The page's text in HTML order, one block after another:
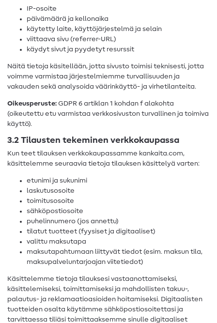
IP-osoite
päivämäärä ja kellonaika
käytetty laite, käyttöjärjestelmä ja selain
viittaava sivu (referrer-URL)
käydyt sivut ja pyydetyt resurssit
Näitä tietoja käsitellään, jotta sivusto toimisi teknisesti, jotta
voimme varmistaa järjestelmiemme turvallisuuden ja
vakauden sekä analysoida väärinkäyttö- ja virhetilanteita.
Oikeusperuste: GDPR 6 artiklan 1 kohdan f alakohta
(oikeutettu etu varmistaa verkkosivuston turvallinen ja toimiva
käyttö).
3.2 Tilausten tekeminen verkkokaupassa
Kun teet tilauksen verkkokaupassamme kankaita.com,
käsittelemme seuraavia tietoja tilauksen käsittelyä varten:
etunimi ja sukunimi
laskutusosoite
toimitusosoite
sähköpostiosoite
puhelinnumero (jos annettu)
tilatut tuotteet (fyysiset ja digitaaliset)
valittu maksutapa
maksutapahtumaan liittyvät tiedot (esim. maksun tila,
maksupalveluntarjoajan viitetiedot)
Käsittelemme tietoja tilauksesi vastaanottamiseksi,
käsittelemiseksi, toimittamiseksi ja mahdollisten takuu-,
palautus- ja reklamaatioasioiden hoitamiseksi. Digitaalisten
tuotteiden osalta käytämme sähköpostiosoitettasi ja
tarvittaessa tiliäsi toimittaaksemme sinulle digitaaliset